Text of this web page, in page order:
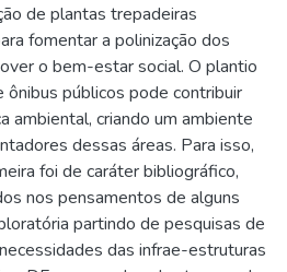
de plantas trepadeiras
fomentar a polinização dos
o bem-estar social. O plantio
públicos pode contribuir
ambiental, criando um ambiente
dessas áreas. Para isso,
foi de caráter bibliográfico,
nos pensamentos de alguns
partindo de pesquisas de
das infrae-estruturas